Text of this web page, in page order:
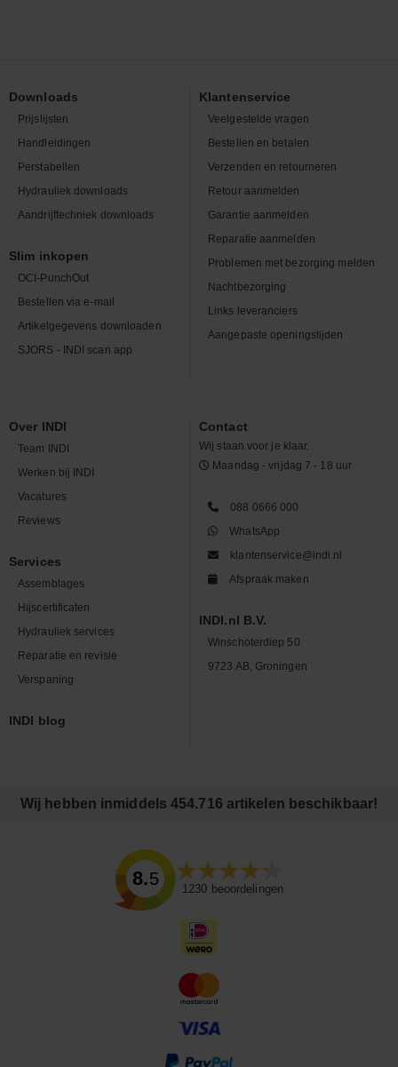
Downloads
Prijslijsten
Handleidingen
Perstabellen
Hydrauliek downloads
Aandrijftechniek downloads
Slim inkopen
OCI-PunchOut
Bestellen via e-mail
Artikelgegevens downloaden
SJORS - INDI scan app
Klantenservice
Veelgestelde vragen
Bestellen en betalen
Verzenden en retourneren
Retour aanmelden
Garantie aanmelden
Reparatie aanmelden
Problemen met bezorging melden
Nachtbezorging
Links leveranciers
Aangepaste openingstijden
Over INDI
Team INDI
Werken bij INDI
Vacatures
Reviews
Services
Assemblages
Hijscertificaten
Hydrauliek services
Reparatie en revisie
Verspaning
INDI blog
Contact
Wij staan voor je klaar.
Maandag - vrijdag 7 - 18 uur
088 0666 000
WhatsApp
klantenservice@indi.nl
Afspraak maken
INDI.nl B.V.
Winschoterdiep 50
9723 AB, Groningen
Wij hebben inmiddels 454.716 artikelen beschikbaar!
8.5
1230 beoordelingen